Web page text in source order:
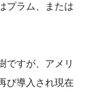
プラム、または
ですが、アメリ
び導入され現在